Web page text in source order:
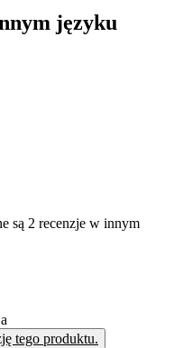
języku
są 2 recenzje w innym
tego produktu.